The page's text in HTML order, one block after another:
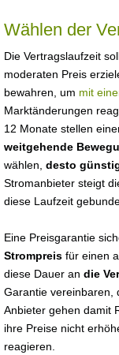
Wählen der
Die Vertragslaufzeit
moderaten Preis
bewahren, um mit
Marktänderungen
12 Monate stellen
weitgehende
wählen, desto
Stromanbieter steigt
diese Laufzeit
Eine Preisgarantie
Strompreis für einen
diese Dauer an die
Garantie vereinbaren,
Anbieter gehen damit
ihre Preise nicht
reagieren.